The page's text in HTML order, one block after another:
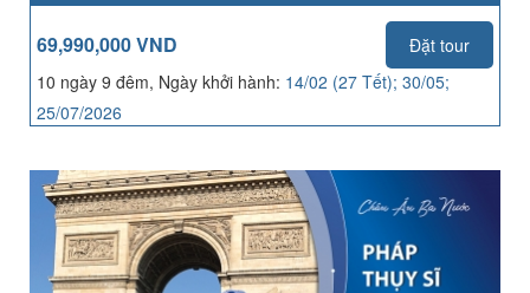
69,990,000 VND
Đặt tour
10 ngày 9 đêm, Ngày khởi hành: 14/02 (27 Tết); 30/05;
25/07/2026